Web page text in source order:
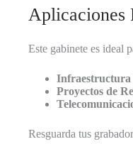
Aplicaciones
Este gabinete es ideal
Infraestructura
Proyectos de
Resguarda tus